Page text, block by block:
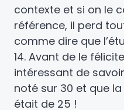
contexte et si on le
référence, il perd
comme dire que
14. Avant de le
intéressant de
noté sur 30 et que
était de 25 !